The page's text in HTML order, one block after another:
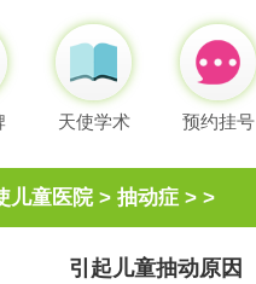
天使学术 预约挂号
儿童医院> 抽动症> >
引起儿童抽动原因